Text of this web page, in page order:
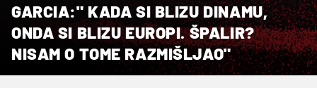
GARCIA:" KADA SI BLIZU DINAMU,
ONDA SI BLIZU EUROPI. ŠPALIR?
NISAM O TOME RAZMIŠLJAO"